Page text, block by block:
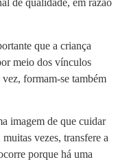
de qualidade, em razão
que a criança
meio dos vínculos
formam-se também
imagem de que cuidar
vezes, transfere a
porque há uma